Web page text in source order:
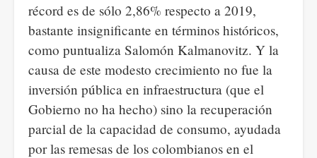
récord es de sólo 2,86% respecto a 2019,
bastante insignificante en términos históricos,
como puntualiza Salomón Kalmanovitz. Y la
causa de este modesto crecimiento no fue la
inversión pública en infraestructura (que el
Gobierno no ha hecho) sino la recuperación
parcial de la capacidad de consumo, ayudada
por las remesas de los colombianos en el